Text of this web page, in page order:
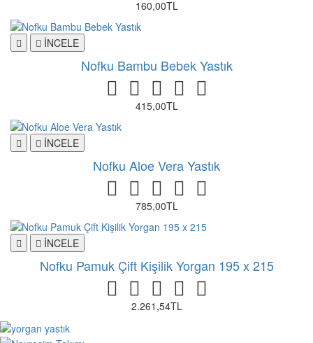
160,00TL
İNCELE
Nofku Bambu Bebek Yastık
415,00TL
İNCELE
Nofku Aloe Vera Yastık
785,00TL
İNCELE
Nofku Pamuk Çift Kişilik Yorgan 195 x 215
2.261,54TL